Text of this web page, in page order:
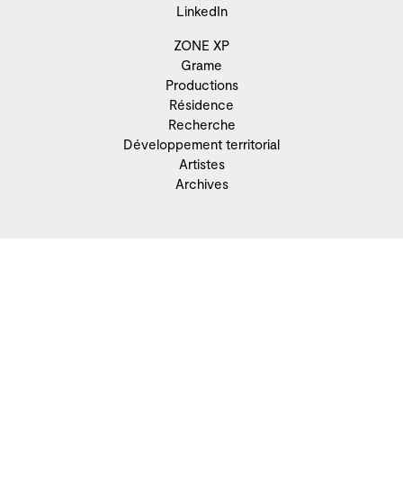
LinkedIn
ZONE XP
Grame
Productions
Résidence
Recherche
Développement territorial
Artistes
Archives